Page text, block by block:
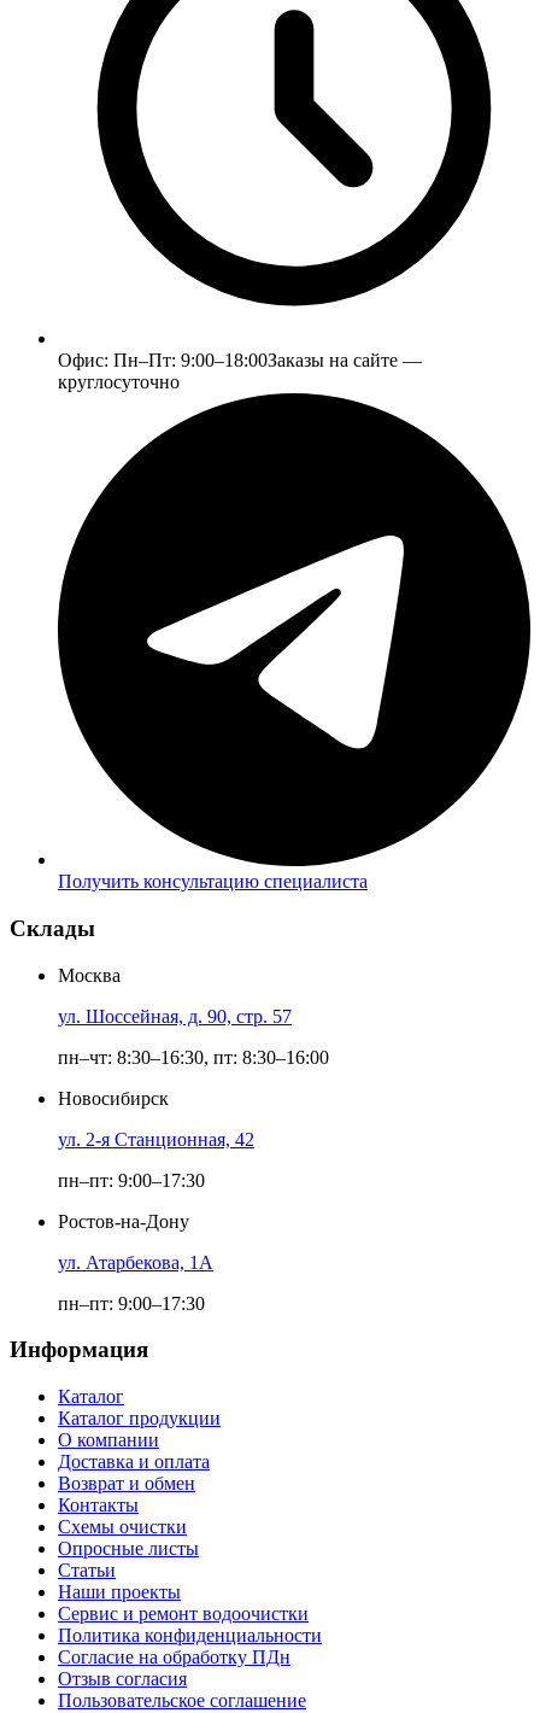
Офис: Пн–Пт: 9:00–18:00Заказы на сайте —
круглосуточно
Получить консультацию специалиста
Склады
Москва
ул. Шоссейная, д. 90, стр. 57
пн–чт: 8:30–16:30, пт: 8:30–16:00
Новосибирск
ул. 2-я Станционная, 42
пн–пт: 9:00–17:30
Ростов-на-Дону
ул. Атарбекова, 1А
пн–пт: 9:00–17:30
Информация
Каталог
Каталог продукции
О компании
Доставка и оплата
Возврат и обмен
Контакты
Схемы очистки
Опросные листы
Статьи
Наши проекты
Сервис и ремонт водоочистки
Политика конфиденциальности
Согласие на обработку ПДн
Отзыв согласия
Пользовательское соглашение